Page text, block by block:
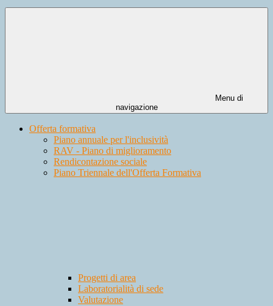
Menu di
navigazione
Offerta formativa
Piano annuale per l'inclusività
RAV - Piano di miglioramento
Rendicontazione sociale
Piano Triennale dell'Offerta Formativa
Progetti di area
Laboratorialità di sede
Valutazione